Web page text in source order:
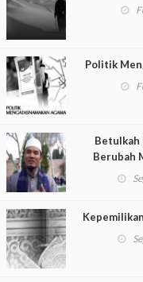
Politik
Betulkah
Berubah